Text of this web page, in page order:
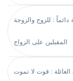
دائماً : للزوج والزوجة
المقبلين على الزواج
العائلة : قوت لا تموت